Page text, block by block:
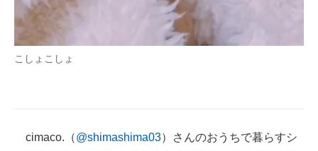
ちょっと気になるネットの話題
こしょこしょ
cimaco.（@shimashima03）さんのおうちで暮らすシ